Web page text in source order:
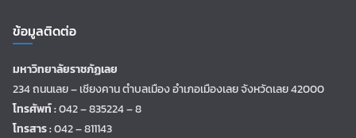
ข้อมูลติดต่อ
มหาวิทยาลัยราชภัฏเลย
234 ถนนเลย – เชียงคาน ตำบลเมือง อำเภอเมืองเลย จังหวัดเลย 42000
โทรศัพท์ :042 – 835224 – 8
โทรสาร :042 – 811143